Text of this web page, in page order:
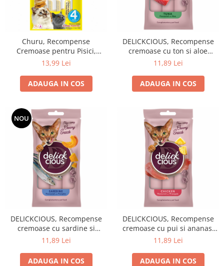
Churu, Recompense
Cremoase pentru Pisici,
Reteta Pui cu Branza si Vita,
13,99 Lei
ADAUGA IN COS
DELICKCIOUS, Recompense
cremoase cu ton si aloe
pentru pisici, 60g
11,89 Lei
ADAUGA IN COS
NOU
DELICKCIOUS, Recompense
cremoase cu sardine si
dovleac pentru pisici, 60g
11,89 Lei
ADAUGA IN COS
DELICKCIOUS, Recompense
cremoase cu pui si ananas,
60g
11,89 Lei
ADAUGA IN COS